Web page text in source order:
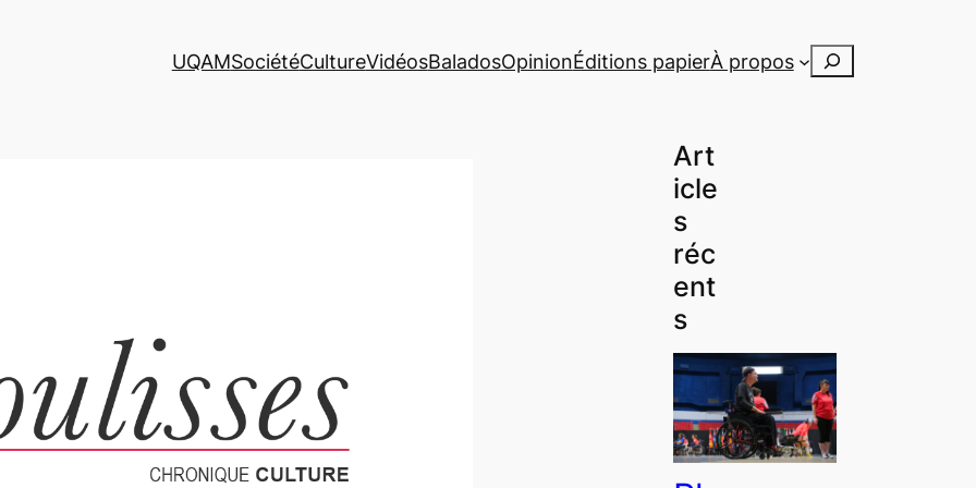
UQAMSociétéCultureVidéosBaladosOpinionÉditions papierÀ propos Rechercher
Art
icle
s
réc
ent
s